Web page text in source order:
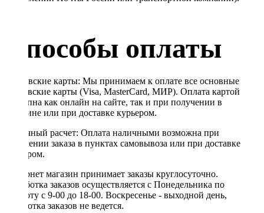
Способы оплаты
Банковские карты: Мы принимаем к оплате все основные
банковские карты (Visa, MasterCard, МИР). Оплата картой
доступна как онлайн на сайте, так и при получении в
магазине или при доставке курьером.
Наличный расчет: Оплата наличными возможна при
получении заказа в пунктах самовывоза или при доставке
курьером.
Интернет магазин принимает заказы круглосуточно.
Обработка заказов осуществляется с Понедельника по
Субботу с 9-00 до 18-00. Воскресенье - выходной день,
обработка заказов не ведется.